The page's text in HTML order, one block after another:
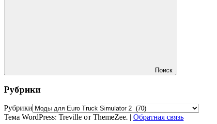
Поиск
Рубрики
Рубрики
Тема WordPress: Treville от ThemeZee. | Обратная связь